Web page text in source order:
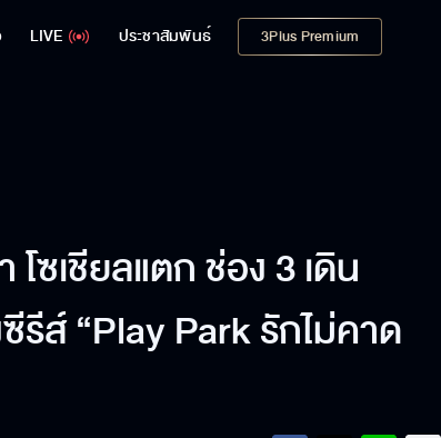
LIVE ประชาสัมพันธ์ 3Plus Premium
ซเชียลแตก ช่อง 3 เดิน
รีส์ “Play Park รักไม่คาด